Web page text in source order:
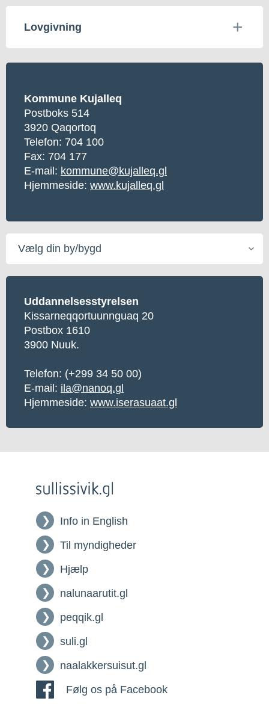
Lovgivning
Kommune Kujalleq
Postboks 514
3920 Qaqortoq
Telefon: 704 100
Fax: 704 177
E-mail: kommune@kujalleq.gl
Hjemmeside: www.kujalleq.gl
Vælg
din
by/bygd
Uddannelsesstyrelsen
Kissarneqqortuunnguaq 20
Postbox 1610
3900 Nuuk.
Telefon: (+299 34 50 00)
E-mail: ila@nanoq.gl
Hjemmeside: www.iserasuaat.gl
Info in English
Til myndigheder
Hjælp
nalunaarutit.gl
peqqik.gl
suli.gl
naalakkersuisut.gl
Følg os på Facebook